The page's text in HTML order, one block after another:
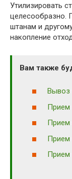
Утилизировать
целесообразно.
штанам и
накопление
Вам также
Вывоз
Прием
Прием
Прием
Прием